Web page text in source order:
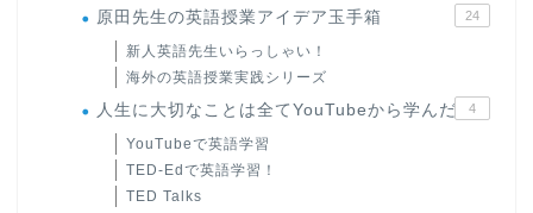
原田先生の英語授業アイデア玉手箱 24
新人英語先生いらっしゃい！
海外の英語授業実践シリーズ
人生に大切なことは全てYouTubeから学んだ 4
YouTubeで英語学習
TED-Edで英語学習！
TED Talks